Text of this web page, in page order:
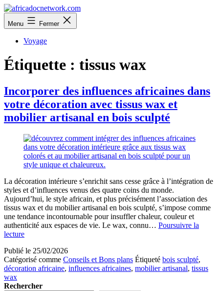
Aller
au
contenu
africadocnetwork.com
Menu Fermer
Voyage
Étiquette : tissus wax
Incorporer des influences africaines dans
votre décoration avec tissus wax et
mobilier artisanal en bois sculpté
La décoration intérieure s’enrichit sans cesse grâce à l’intégration de
styles et d’influences venus des quatre coins du monde.
Aujourd’hui, le style africain, et plus précisément l’association des
tissus wax et du mobilier artisanal en bois sculpté, s’impose comme
une tendance incontournable pour insuffler chaleur, couleur et
authenticité aux espaces de vie. Le wax, connu… Poursuivre la
lectureIncorporer
influences
africaines
dans
décoration
Publié le 25/02/2026
Catégorisé comme Conseils et Bons plans Étiqueté bois sculpté,
décoration africaine, influences africaines, mobilier artisanal, tissus
wax
Rechercher